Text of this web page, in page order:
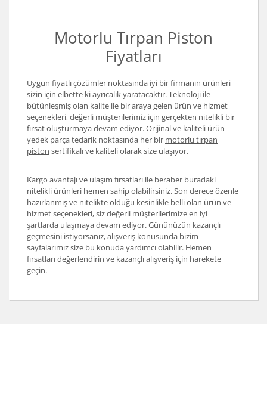
Motorlu Tırpan Piston
Fiyatları
Uygun fiyatlı çözümler noktasında iyi bir firmanın ürünleri
sizin için elbette ki ayrıcalık yaratacaktır. Teknoloji ile
bütünleşmiş olan kalite ile bir araya gelen ürün ve hizmet
seçenekleri, değerli müşterilerimiz için gerçekten nitelikli bir
fırsat oluşturmaya devam ediyor. Orijinal ve kaliteli ürün
yedek parça tedarik noktasında her bir motorlu tırpan
piston sertifikalı ve kaliteli olarak size ulaşıyor.
Kargo avantajı ve ulaşım fırsatları ile beraber buradaki
nitelikli ürünleri hemen sahip olabilirsiniz. Son derece özenle
hazırlanmış ve nitelikte olduğu kesinlikle belli olan ürün ve
hizmet seçenekleri, siz değerli müşterilerimize en iyi
şartlarda ulaşmaya devam ediyor. Gününüzün kazançlı
geçmesini istiyorsanız, alışveriş konusunda bizim
sayfalarımız size bu konuda yardımcı olabilir. Hemen
fırsatları değerlendirin ve kazançlı alışveriş için harekete
geçin.